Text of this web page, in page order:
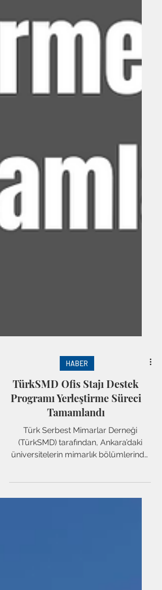
HABER
TürkSMD Ofis Stajı Destek
Programı Yerleştirme Süreci
Tamamlandı
Türk Serbest Mimarlar Derneği
(TürkSMD) tarafından, Ankara’daki
öğrenim gören öğrencilere yönelik...